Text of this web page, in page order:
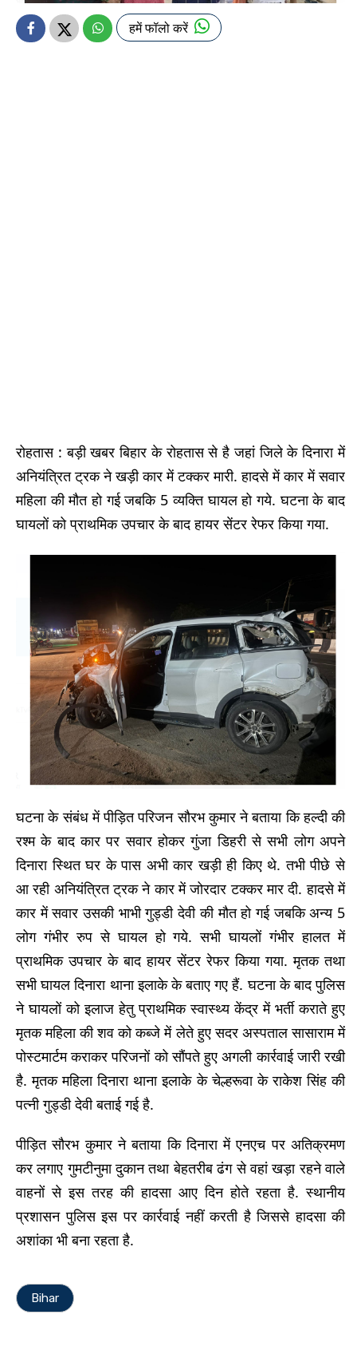
हमें फॉलो करें
रोहतास : बड़ी खबर बिहार के रोहतास से है जहां जिले के दिनारा में
अनियंत्रित ट्रक ने खड़ी कार में टक्कर मारी. हादसे में कार में सवार
महिला की मौत हो गई जबकि 5 व्यक्ति घायल हो गये. घटना के बाद
घायलों को प्राथमिक उपचार के बाद हायर सेंटर रेफर किया गया.
घटना के संबंध में पीड़ित परिजन सौरभ कुमार ने बताया कि हल्दी की
रश्म के बाद कार पर सवार होकर गुंजा डिहरी से सभी लोग अपने
दिनारा स्थित घर के पास अभी कार खड़ी ही किए थे. तभी पीछे से
आ रही अनियंत्रित ट्रक ने कार में जोरदार टक्कर मार दी. हादसे में
कार में सवार उसकी भाभी गुड्डी देवी की मौत हो गई जबकि अन्य 5
लोग गंभीर रुप से घायल हो गये. सभी घायलों गंभीर हालत में
प्राथमिक उपचार के बाद हायर सेंटर रेफर किया गया. मृतक तथा
सभी घायल दिनारा थाना इलाके के बताए गए हैं. घटना के बाद पुलिस
ने घायलों को इलाज हेतु प्राथमिक स्वास्थ्य केंद्र में भर्ती कराते हुए
मृतक महिला की शव को कब्जे में लेते हुए सदर अस्पताल सासाराम में
पोस्टमार्टम कराकर परिजनों को सौंपते हुए अगली कार्रवाई जारी रखी
है. मृतक महिला दिनारा थाना इलाके के चेल्हरूवा के राकेश सिंह की
पत्नी गुड्डी देवी बताई गई है.
पीड़ित सौरभ कुमार ने बताया कि दिनारा में एनएच पर अतिक्रमण
कर लगाए गुमटीनुमा दुकान तथा बेहतरीब ढंग से वहां खड़ा रहने वाले
वाहनों से इस तरह की हादसा आए दिन होते रहता है. स्थानीय
प्रशासन पुलिस इस पर कार्रवाई नहीं करती है जिससे हादसा की
अशांका भी बना रहता है.
Bihar